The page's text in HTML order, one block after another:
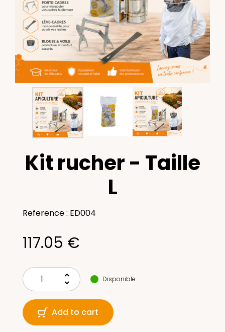
Kit rucher - Taille
L
Reference : ED004
117.05 €
keyboard_arrow_up
keyboard_arrow_down
Disponible
Add to cart